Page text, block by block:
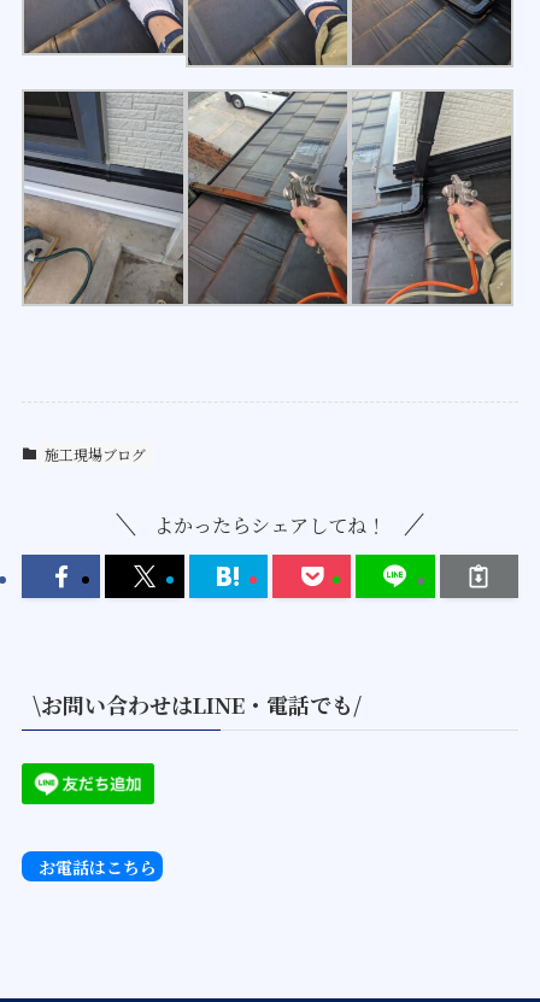
施工現場ブログ
よかったらシェアしてね！
\お問い合わせはLINE・電話でも/
お電話はこちら